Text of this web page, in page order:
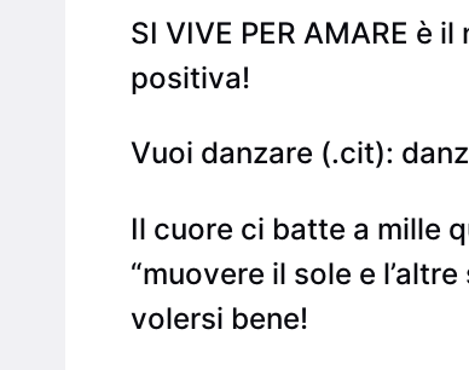
SI VIVE PER AMARE è
positiva!
Vuoi danzare (.cit):
Il cuore ci batte a mille
“muovere il sole e
volersi bene!